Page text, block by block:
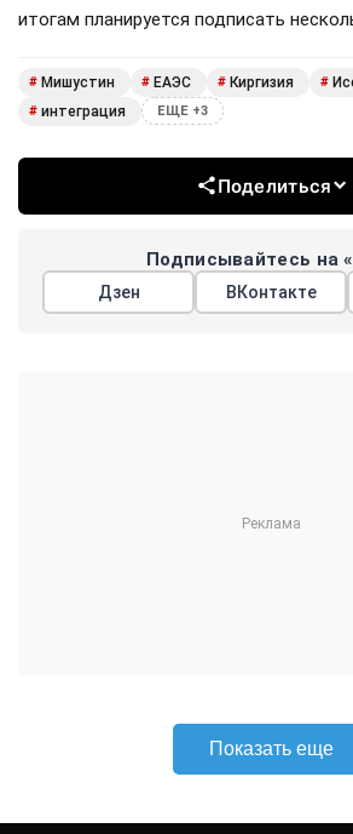
итогам планируется подписать
# Мишустин # ЕАЭС # Киргизия #
# интеграция ЕЩЕ +3
Поделиться
Подписывайтесь на
Дзен ВКонтакте
В МИРЕОБЩЕСТВО ШОУБИЗ
ГОРОД М